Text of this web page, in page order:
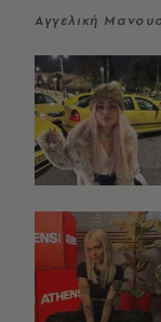
Αγγελική